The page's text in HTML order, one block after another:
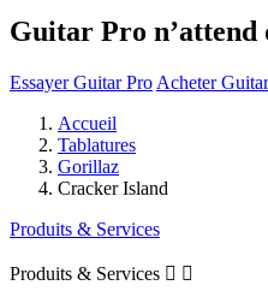
Guitar Pro n’attend
Essayer Guitar Pro Acheter
Accueil
Tablatures
Gorillaz
Cracker Island
Produits & Services
Produits & Services  